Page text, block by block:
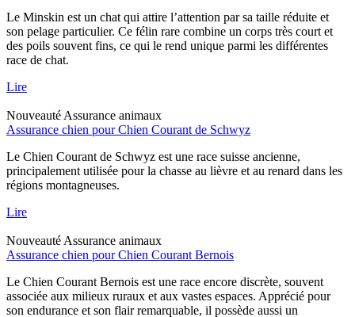
Le Minskin est un chat qui attire l’attention par sa taille réduite et
son pelage particulier. Ce félin rare combine un corps très court et
des poils souvent fins, ce qui le rend unique parmi les différentes
race de chat.
Lire
Nouveauté Assurance animaux
Assurance chien pour Chien Courant de Schwyz
Le Chien Courant de Schwyz est une race suisse ancienne,
principalement utilisée pour la chasse au lièvre et au renard dans les
régions montagneuses.
Lire
Nouveauté Assurance animaux
Assurance chien pour Chien Courant Bernois
Le Chien Courant Bernois est une race encore discrète, souvent
associée aux milieux ruraux et aux vastes espaces. Apprécié pour
son endurance et son flair remarquable, il possède aussi un